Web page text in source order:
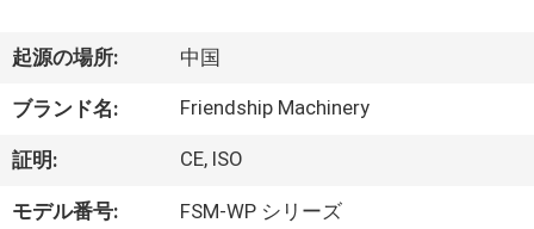
私
達
に
起源の場所: 中国
ブランド名: Friendship Machinery
証明: CE, ISO
モデル番号: FSM-WP シリーズ